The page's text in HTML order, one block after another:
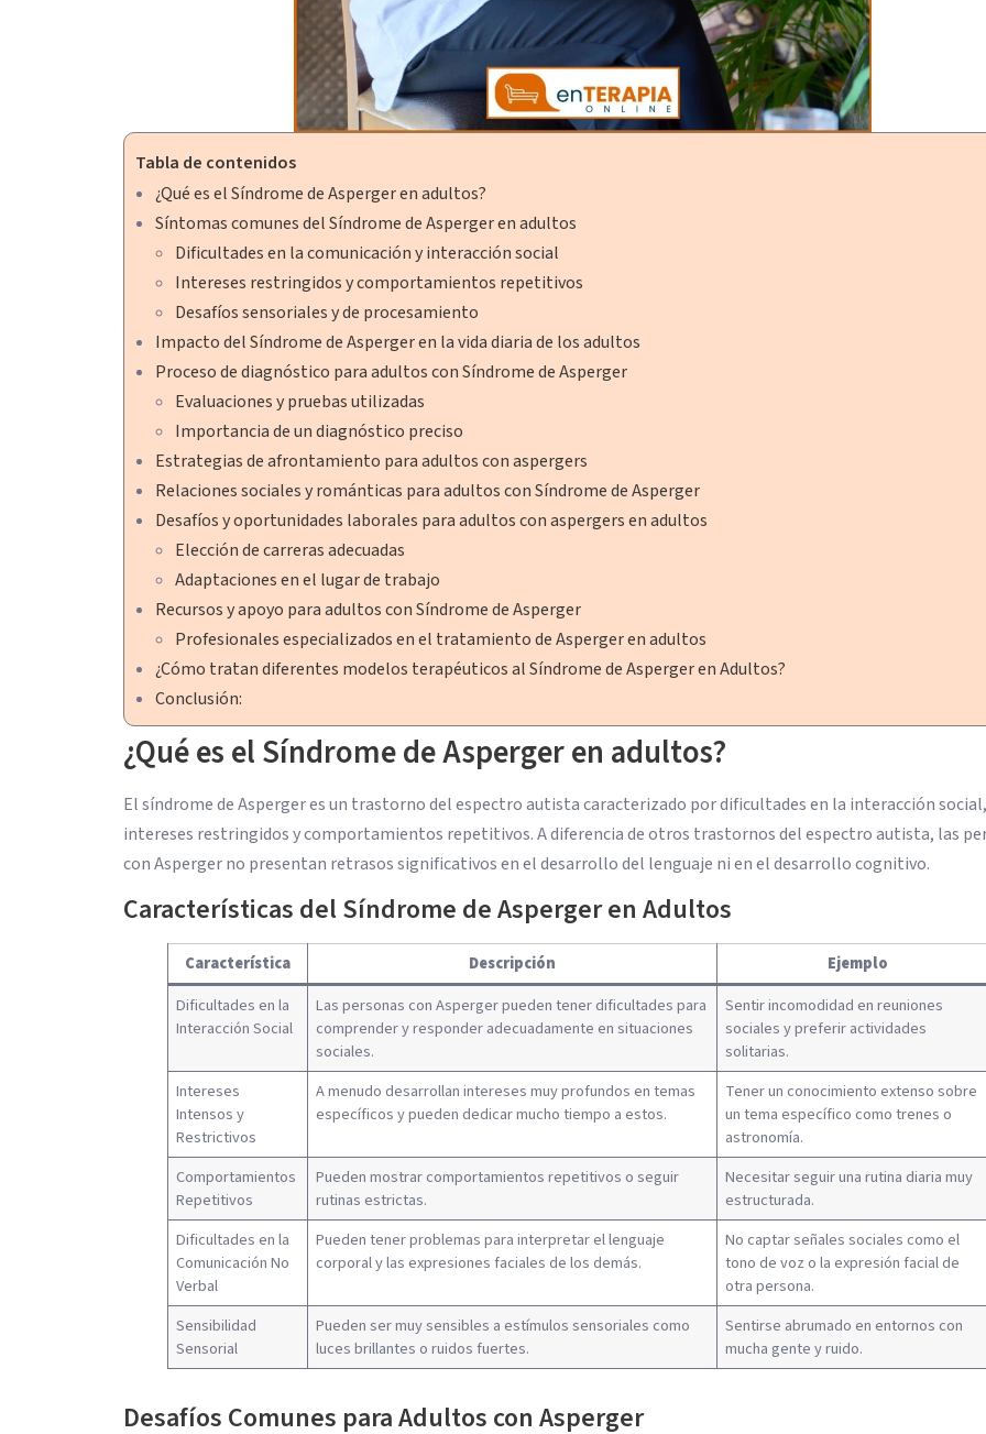
Tabla de contenidos
¿Qué es el Síndrome de Asperger en adultos?
Síntomas comunes del Síndrome de Asperger en adultos
Dificultades en la comunicación y interacción social
Intereses restringidos y comportamientos repetitivos
Desafíos sensoriales y de procesamiento
Impacto del Síndrome de Asperger en la vida diaria de los adultos
Proceso de diagnóstico para adultos con Síndrome de Asperger
Evaluaciones y pruebas utilizadas
Importancia de un diagnóstico preciso
Estrategias de afrontamiento para adultos con aspergers
Relaciones sociales y románticas para adultos con Síndrome de Asperger
Desafíos y oportunidades laborales para adultos con aspergers en adultos
Elección de carreras adecuadas
Adaptaciones en el lugar de trabajo
Recursos y apoyo para adultos con Síndrome de Asperger
Profesionales especializados en el tratamiento de Asperger en adultos
¿Cómo tratan diferentes modelos terapéuticos al Síndrome de Asperger en Adultos?
Conclusión:
¿Qué es el Síndrome de Asperger en adultos?
El síndrome de Asperger es un trastorno del espectro autista caracterizado por dificultades en la interacción social,
intereses restringidos y comportamientos repetitivos. A diferencia de otros trastornos del espectro autista, las
con Asperger no presentan retrasos significativos en el desarrollo del lenguaje ni en el desarrollo cognitivo.
Características del Síndrome de Asperger en Adultos
Característica Descripción
Ejemplo
Dificultades en la
Interacción Social
Las personas con Asperger pueden tener dificultades para
comprender y responder adecuadamente en situaciones
sociales.
Sentir incomodidad en reuniones
sociales y preferir actividades
solitarias.
Intereses
Intensos y
Restrictivos
A menudo desarrollan intereses muy profundos en temas
específicos y pueden dedicar mucho tiempo a estos.
Tener un conocimiento extenso sobre
un tema específico como trenes o
astronomía.
Comportamientos
Repetitivos
Pueden mostrar comportamientos repetitivos o seguir
rutinas estrictas.
Necesitar seguir una rutina diaria muy
estructurada.
Dificultades en la
Comunicación No
Verbal
Pueden tener problemas para interpretar el lenguaje
corporal y las expresiones faciales de los demás.
No captar señales sociales como el
tono de voz o la expresión facial de
otra persona.
Sensibilidad
Sensorial
Pueden ser muy sensibles a estímulos sensoriales como
luces brillantes o ruidos fuertes.
Sentirse abrumado en entornos con
mucha gente y ruido.
Desafíos Comunes para Adultos con Asperger